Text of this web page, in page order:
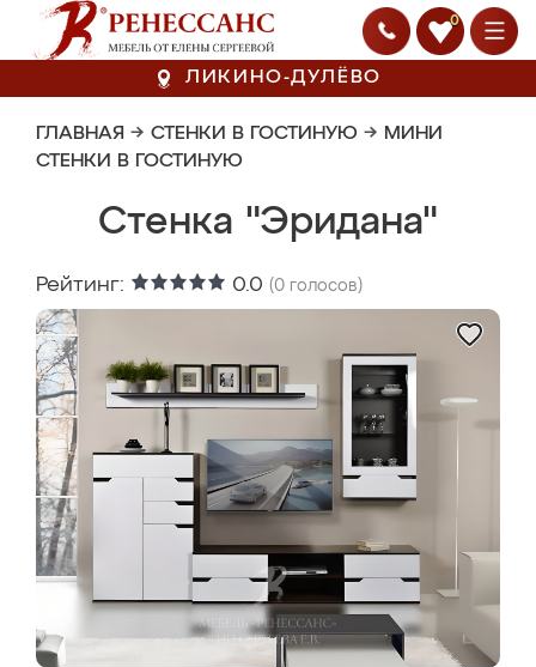
0
ЛИКИНО-ДУЛЁВО
ГЛАВНАЯ → СТЕНКИ В ГОСТИНУЮ → МИНИ
СТЕНКИ В ГОСТИНУЮ
Стенка "Эридана"
Рейтинг: 0.0 (0 голосов)